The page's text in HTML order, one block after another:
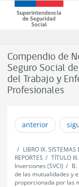
contenido
Superintendencia
de
(SUSESO)
-
Gobierno
de
Chile
Compendio de
Seguro Social
del Trabajo y
Profesionales
anterior
LIBRO IX.
REPORTES
TÍTULO
Inversiones (SVCI)
de las mutualidades y
proporcionada por las